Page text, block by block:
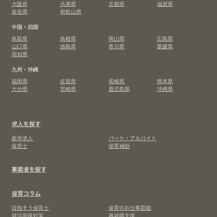
大阪府
兵庫県 京都府
滋賀県
奈良県
和歌山県
中国・四国
鳥取県
島根県 岡山県
広島県
山口県
徳島県 香川県
愛媛県
高知県
九州・沖縄
福岡県
佐賀県 長崎県
熊本県
大分県
宮崎県 鹿児島県 沖縄県
求人を探す
新卒求人
パート・アルバイト
保育士
保育補助
事業者を探す
保育コラム
目指そう保育士
保育のお仕事図鑑
就活面接対策
再就職支援